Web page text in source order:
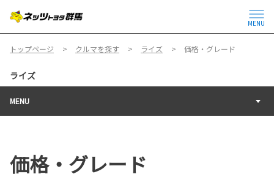
MENU
トップページ クルマを探す ライズ 価格・グレード
ライズ
MENU
価格・グレード